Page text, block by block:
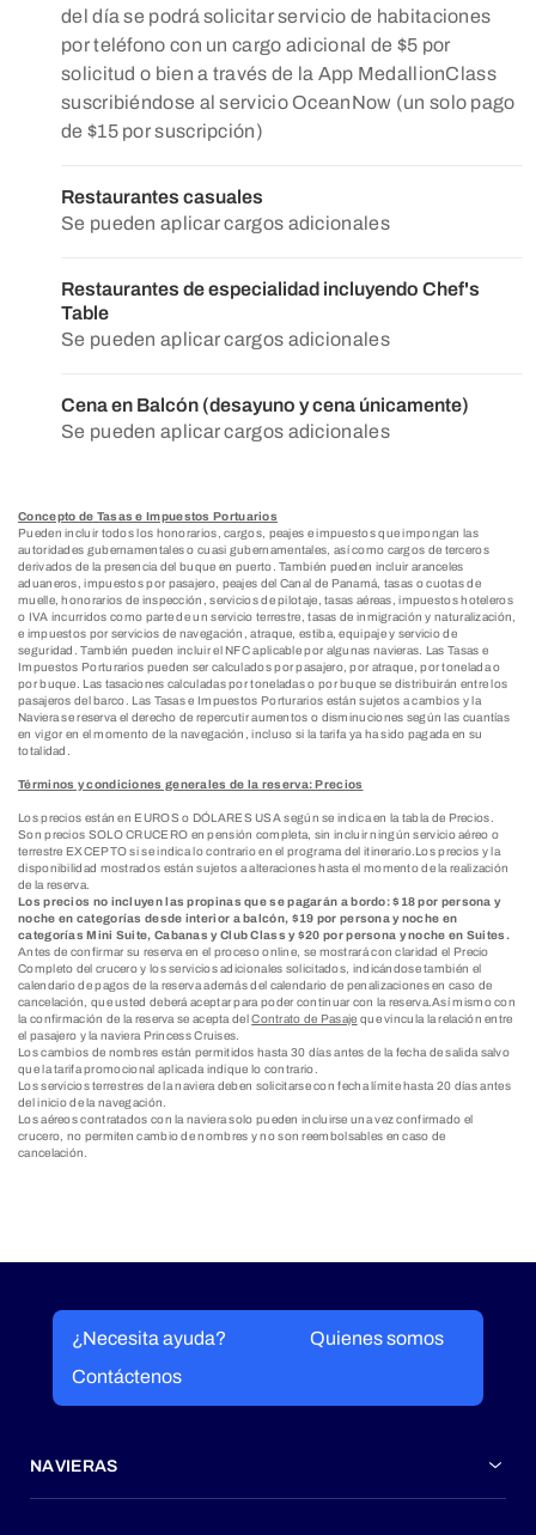
del día se podrá solicitar servicio de habitaciones
por teléfono con un cargo adicional de $5 por
solicitud o bien a través de la App MedallionClass
suscribiéndose al servicio OceanNow (un solo pago
de $15 por suscripción)
Restaurantes casuales
Se pueden aplicar cargos adicionales
Restaurantes de especialidad incluyendo Chef's
Table
Se pueden aplicar cargos adicionales
Cena en Balcón (desayuno y cena únicamente)
Se pueden aplicar cargos adicionales
Concepto de Tasas e Impuestos Portuarios
Pueden incluir todos los honorarios, cargos, peajes e impuestos que impongan las
autoridades gubernamentales o cuasi gubernamentales, así como cargos de terceros
derivados de la presencia del buque en puerto. También pueden incluir aranceles
aduaneros, impuestos por pasajero, peajes del Canal de Panamá, tasas o cuotas de
muelle, honorarios de inspección, servicios de pilotaje, tasas aéreas, impuestos hoteleros
o IVA incurridos como parte de un servicio terrestre, tasas de inmigración y naturalización,
e impuestos por servicios de navegación, atraque, estiba, equipaje y servicio de
seguridad. También pueden incluir el NFC aplicable por algunas navieras. Las Tasas e
Impuestos Porturarios pueden ser calculados por pasajero, por atraque, por tonelada o
por buque. Las tasaciones calculadas por toneladas o por buque se distribuirán entre los
pasajeros del barco. Las Tasas e Impuestos Porturarios están sujetos a cambios y la
Naviera se reserva el derecho de repercutir aumentos o disminuciones según las cuantías
en vigor en el momento de la navegación, incluso si la tarifa ya ha sido pagada en su
totalidad.
Términos y condiciones generales de la reserva: Precios
Los precios están en EUROS o DÓLARES USA según se indica en la tabla de Precios.
Son precios SOLO CRUCERO en pensión completa, sin incluir ningún servicio aéreo o
terrestre EXCEPTO si se indica lo contrario en el programa del itinerario.Los precios y la
disponibilidad mostrados están sujetos a alteraciones hasta el momento de la realización
de la reserva.
Los precios no incluyen las propinas que se pagarán a bordo: $18 por persona y
noche en categorías desde interior a balcón, $19 por persona y noche en
categorías Mini Suite, Cabanas y Club Class y $20 por persona y noche en Suites.
Antes de confirmar su reserva en el proceso online, se mostrará con claridad el Precio
Completo del crucero y los servicios adicionales solicitados, indicándose también el
calendario de pagos de la reserva además del calendario de penalizaciones en caso de
cancelación, que usted deberá aceptar para poder continuar con la reserva.Así mismo con
la confirmación de la reserva se acepta delContrato de Pasaje que vincula la relación entre
el pasajero y la naviera Princess Cruises.
Los cambios de nombres están permitidos hasta 30 días antes de la fecha de salida salvo
que la tarifa promocional aplicada indique lo contrario.
Los servicios terrestres de la naviera deben solicitarse con fecha límite hasta 20 días antes
del inicio de la navegación.
Los aéreos contratados con la naviera solo pueden incluirse una vez confirmado el
crucero, no permiten cambio de nombres y no son reembolsables en caso de
cancelación.
¿Necesita ayuda?
Quienes somos
Contáctenos
NAVIERAS